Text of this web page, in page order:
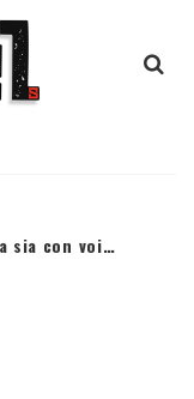
sia con voi…